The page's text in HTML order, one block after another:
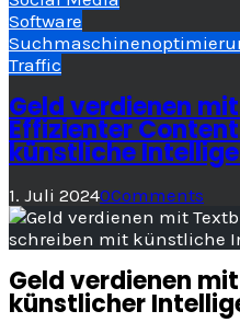
Software
Traffic
Geld verdienen
Effizienter
künstliche
1. Juli 20240Comments
Geld verdienen
künstlicher